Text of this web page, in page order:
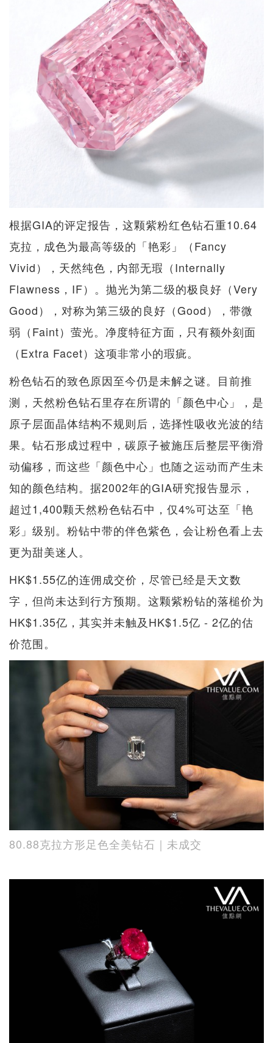
根据GIA的评定报告，这颗紫粉红色钻石重10.64
克拉，成色为最高等级的「艳彩」（Fancy
Vivid），天然纯色，内部无瑕（Internally
Flawness，IF）。抛光为第二级的极良好（Very
Good），对称为第三级的良好（Good），带微
弱（Faint）萤光。净度特征方面，只有额外刻面
（Extra Facet）这项非常小的瑕疵。
粉色钻石的致色原因至今仍是未解之谜。目前推
测，天然粉色钻石里存​​在所谓的「颜色中心」，是
原子层面晶体结构不规则后，选择性吸收光波的结
果。钻石形成过程中，碳原子被施压后整层平衡滑
动偏移，而这些「颜色中心」也随之运动而产生未
知的颜色结构。据2002年的GIA研究报告显示，
超过1,400颗天然粉色钻石中，仅4%可达至「艳
彩」级别。粉钻中带的伴色紫色，会让粉色看上去
更为甜美迷人。
HK$1.55亿的连佣成交价，尽管已经是天文数
字，但尚未达到行方预期。这颗紫粉钻的落槌价为
HK$1.35亿，其实并未触及HK$1.5亿 - 2亿的估
价范围。
80.88克拉方形足色全美钻石｜未成交